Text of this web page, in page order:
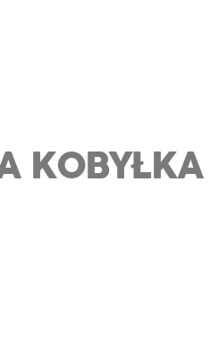
KOBYŁKA